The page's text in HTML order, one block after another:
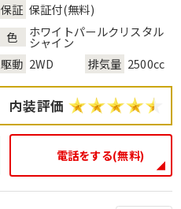
保証 保証付(無料)
色
ホワイトパールクリスタル
シャイン
駆動 2WD 排気量 2500cc
内装評価
電話をする(無料)